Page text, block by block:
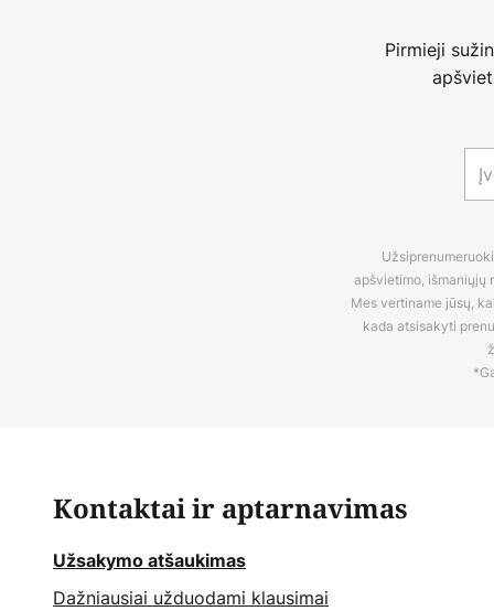
Pirmieji
apšvietimo, išmaniųjų
Mes vertiname jūsų,
kada atsisakyti
Kontaktai ir aptarnavimas
Užsakymo atšaukimas
Dažniausiai užduodami klausimai